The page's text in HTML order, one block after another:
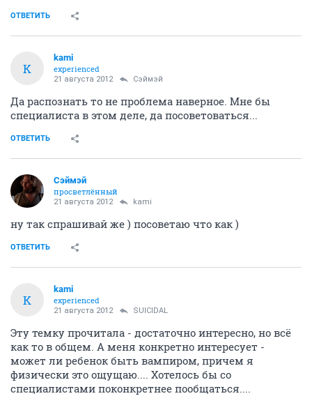
ОТВЕТИТЬ
K
kami
experienced
21 августа 2012 Сэймэй
Да распознать то не проблема наверное. Мне бы
специалиста в этом деле, да посоветоваться...
ОТВЕТИТЬ
Сэймэй
просветлённый
21 августа 2012 kami
ну так спрашивай же ) посоветаю что как )
ОТВЕТИТЬ
K
kami
experienced
21 августа 2012 SUICIDAL
Эту темку прочитала - достаточно интересно, но всё
как то в общем. А меня конкретно интересует -
может ли ребенок быть вампиром, причем я
физически это ощущаю.... Хотелось бы со
специалистами поконкретнее пообщаться....